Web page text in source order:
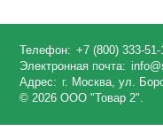
Телефон: +7 (800) 333-51-
Электронная почта:
Адрес: г. Москва, ул.
© 2026 ООО "Товар 2".